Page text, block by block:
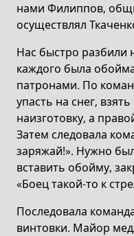
нами Филиппов,
осуществлял
Нас быстро разбили
каждого была
патронами. По
упасть на снег,
наизготовку, а
Затем следовала
заряжай!». Нужно
вставить обойму,
«Боец такой-то к
Последовала
винтовки. Майор